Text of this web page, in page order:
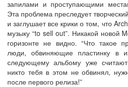
запилами и проступающими
Эта проблема преследует
и заглушает все крики о том, что
музыку “to sell out”. Никакой новой
горизонте не видно. “Что такое
люди, обвиняющие пластинку в
следующему альбому уже
никто тебя в этом не обвинял,
после первого релиза!”